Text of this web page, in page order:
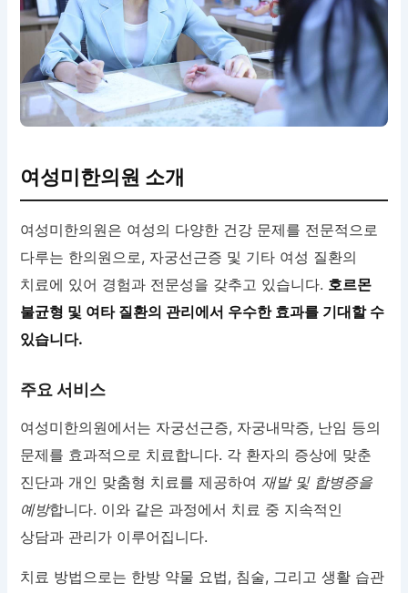
여성미한의원 소개
여성미한의원은 여성의 다양한 건강 문제를 전문적으로
다루는 한의원으로, 자궁선근증 및 기타 여성 질환의
치료에 있어 경험과 전문성을 갖추고 있습니다. 호르몬
불균형 및 여타 질환의 관리에서 우수한 효과를 기대할 수
있습니다.
주요 서비스
여성미한의원에서는 자궁선근증, 자궁내막증, 난임 등의
문제를 효과적으로 치료합니다. 각 환자의 증상에 맞춘
진단과 개인 맞춤형 치료를 제공하여재발 및 합병증을
예방합니다. 이와 같은 과정에서 치료 중 지속적인
상담과 관리가 이루어집니다.
치료 방법으로는 한방 약물 요법, 침술, 그리고 생활 습관